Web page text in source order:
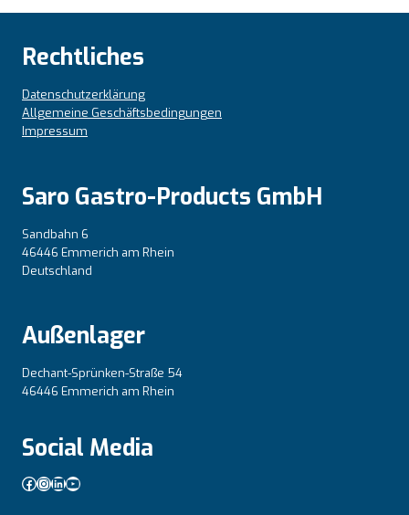
Rechtliches
Datenschutzerklärung
Allgemeine Geschäftsbedingungen
Impressum
Saro Gastro-Products GmbH
Sandbahn 6
46446 Emmerich am Rhein
Deutschland
Außenlager
Dechant-Sprünken-Straße 54
46446 Emmerich am Rhein
Social Media
Facebook
Instagram
LinkedIn
YouTube